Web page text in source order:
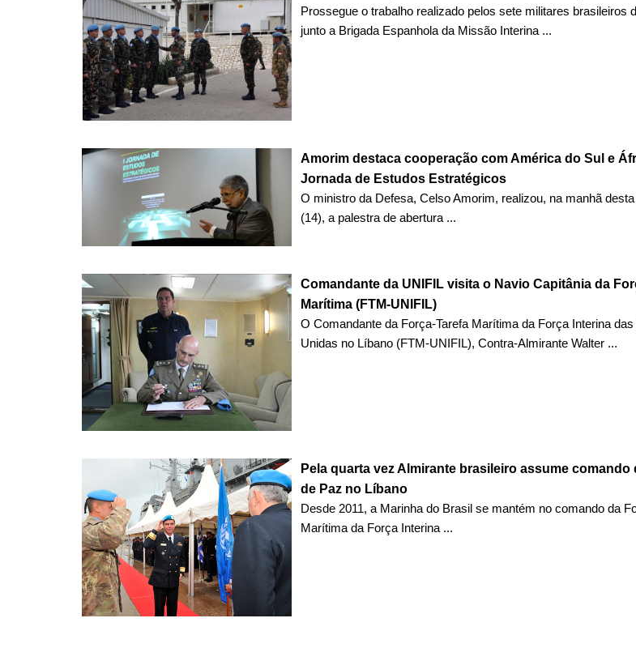
Prossegue o trabalho realizado pelos sete militares brasileiros
junto a Brigada Espanhola da Missão Interina ...
Amorim destaca cooperação com América do Sul e
Jornada de Estudos Estratégicos
O ministro da Defesa, Celso Amorim, realizou, na manhã
(14), a palestra de abertura ...
Comandante da UNIFIL visita o Navio Capitânia da
Marítima (FTM-UNIFIL)
O Comandante da Força-Tarefa Marítima da Força Interina
Unidas no Líbano (FTM-UNIFIL), Contra-Almirante Walter ...
Pela quarta vez Almirante brasileiro assume comando
de Paz no Líbano
Desde 2011, a Marinha do Brasil se mantém no comando da
Marítima da Força Interina ...